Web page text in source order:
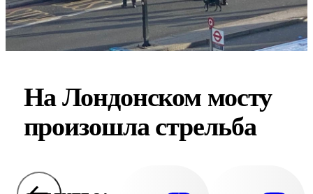
На Лондонском мосту
произошла стрельба